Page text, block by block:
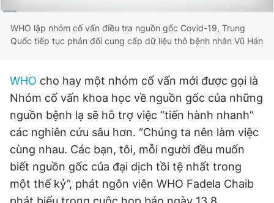
Phó tổng biên tập: Lâm Hiếu Dũng
Phó tổng biên tập: Trần Việt Hưng
Tổng thư ký tòa soạn: Đức Trung
chép dưới mọi hình thức nếu không có sự chấp thuận bằng văn
bản. Phát triển bởi ePi Technologies, JSC.
Time
WHO lập nhóm cố vấn điều tra nguồn gốc Covid-19, Trung
Quốc tiếp tục phản đối cung cấp dữ liệu thô bệnh nhân Vũ Hán
WHO cho hay một nhóm cố vấn mới được gọi là
Nhóm cố vấn khoa học về nguồn gốc của những
nguồn bệnh lạ sẽ hỗ trợ việc “tiến hành nhanh”
các nghiên cứu sâu hơn. “Chúng ta nên làm việc
cùng nhau. Các bạn, tôi, mỗi người đều muốn
biết nguồn gốc của đại dịch tồi tệ nhất trong
một thế kỷ”, phát ngôn viên WHO Fadela Chaib